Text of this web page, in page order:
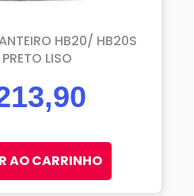
HB20/ HB20S
LISO
AO CARRINHO